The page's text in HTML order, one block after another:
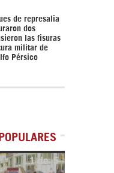
de represalia
dos
las fisuras
militar de
Pérsico
1de5